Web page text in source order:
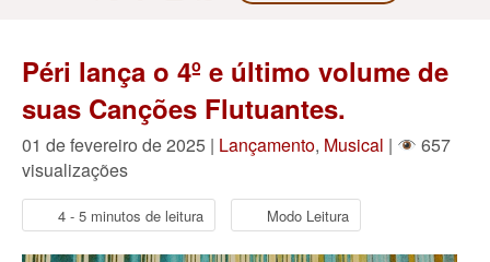
Péri lança o 4º e último volume de
suas Canções Flutuantes.
01 de fevereiro de 2025 | Lançamento, Musical |
657
visualizações
4 - 5 minutos de leitura Modo Leitura